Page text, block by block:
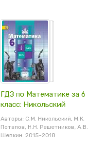
ГДЗ по Математике за 6
класс: Никольский
Авторы: С.М. Никольский, М.К,
Потапов, Н.Н. Решетников, А.В.
Шевкин. 2015-2018